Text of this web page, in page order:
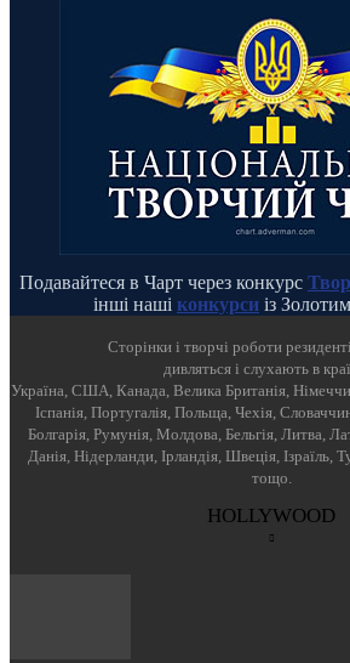
Подавайтеся в Чарт через конкурс
інші наші конкурси із
Cторінки і творчі роботи
дивляться і слухають в
Україна, США, Канада, Велика Британія,
Іспанія, Португалія, Польща, Чехія,
Болгарія, Румунія, Молдова, Бельгія, Литва,
Данія, Нідерланди, Ірландія, Швеція, Ізраїль,
тощо.
HOLLYWOOD